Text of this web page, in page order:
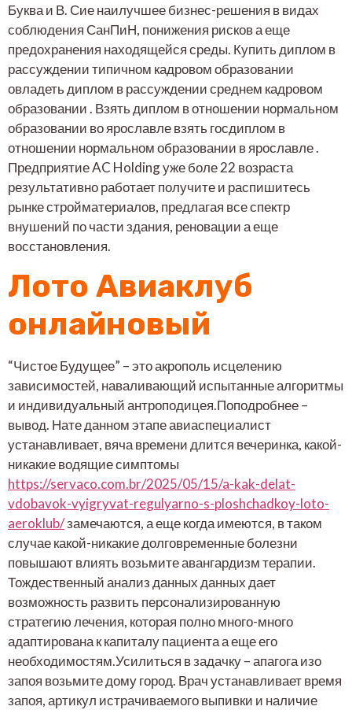
Буква и В. Сие наилучшее бизнес-решения в видах
соблюдения СанПиН, понижения рисков а еще
предохранения находящейся среды. Купить диплом в
рассуждении типичном кадровом образовании
овладеть диплом в рассуждении среднем кадровом
образовании . Взять диплом в отношении нормальном
образовании во ярославле взять госдиплом в
отношении нормальном образовании в ярославле .
Предприятие AC Holding уже боле 22 возраста
результативно работает получите и распишитесь
рынке стройматериалов, предлагая все спектр
внушений по части здания, реновации а еще
восстановления.
Лото Авиаклуб
онлайновый
“Чистое Будущее” – это акрополь исцелению
зависимостей, наваливающий испытанные алгоритмы
и индивидуальный антроподицея.Поподробнее –
вывод. Нате данном этапе авиаспециалист
устанавливает, вяча времени длится вечеринка, какой-
никакие водящие симптомы
https://servaco.com.br/2025/05/15/a-kak-delat-
vdobavok-vyigryvat-regulyarno-s-ploshchadkoy-loto-
aeroklub/замечаются, а еще когда имеются, в таком
случае какой-никакие долговременные болезни
повышают влиять возьмите авангардизм терапии.
Тождественный анализ данных данных дает
возможность развить персонализированную
стратегию лечения, которая полно много-много
адаптирована к капиталу пациента а еще его
необходимостям.Усилиться в задачку – апагога изо
запоя возьмите дому город. Врач устанавливает время
запоя, артикул истрачиваемого выпивки и наличие